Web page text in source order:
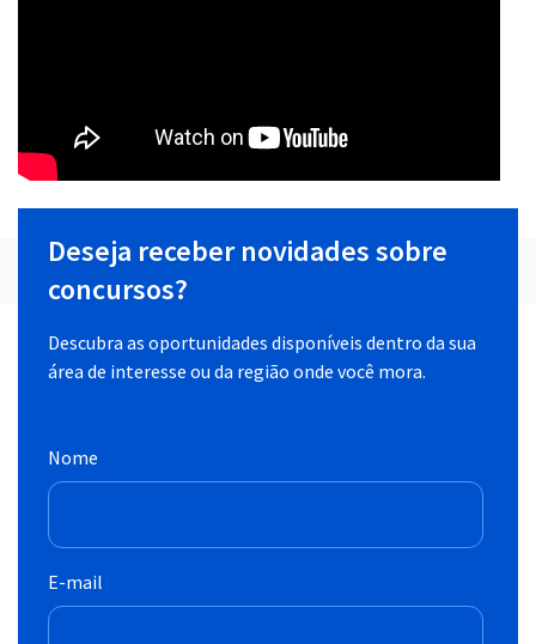
Deseja receber novidades sobre
concursos?
Descubra as oportunidades disponíveis dentro da sua
área de interesse ou da região onde você mora.
Nome
E-mail